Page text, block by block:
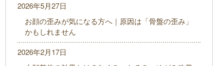
お顔の歪みが気になる方へ｜原因は「骨盤の歪み」
かもしれません
2026年5月27日
2026年2月17日